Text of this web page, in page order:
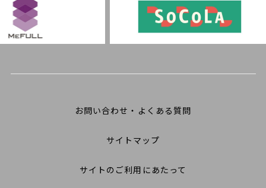
お問い合わせ・よくある質問
サイトマップ
サイトのご利用にあたって